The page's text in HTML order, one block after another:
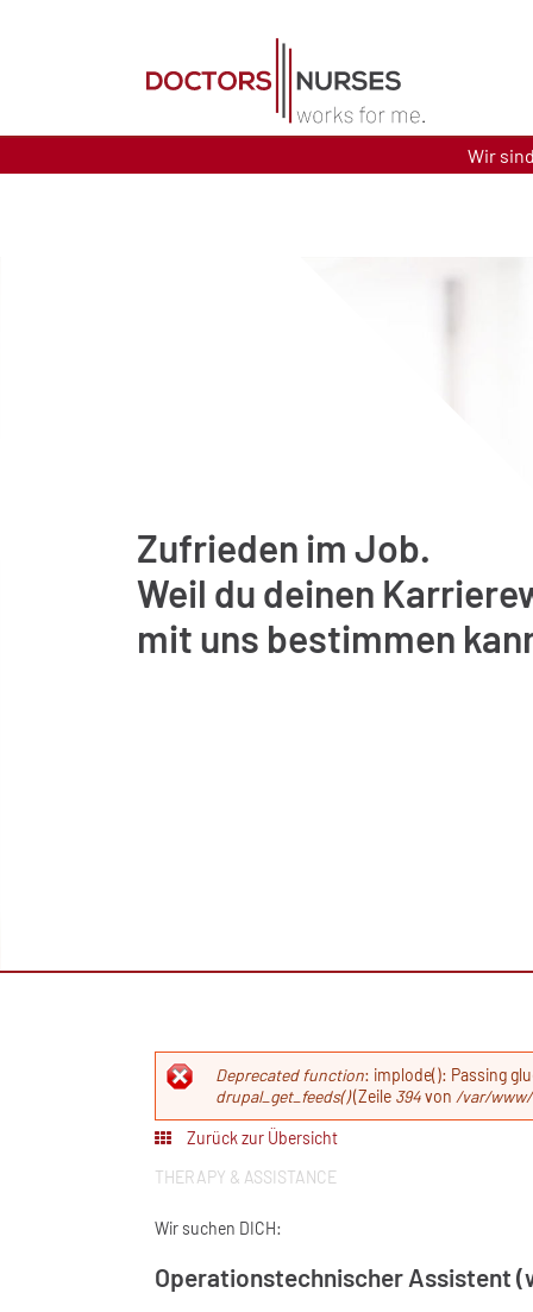
Wir
Zufrieden im Job.
Weil du deinen
mit uns bestimmen
Deprecated function: implode(): Passing
drupal_get_feeds()(Zeile 394von /var/
Zurück zur Übersicht
THERAPY & ASSISTANCE
Wir suchen DICH:
Operationstechnischer Assistent